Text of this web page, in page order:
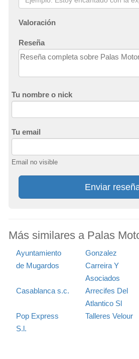
Valoración
Reseña
Tu nombre o nick
Tu email
Email no visible
Enviar
Más similares a Palas
Ayuntamiento
de Mugardos
Gonzalez
Carreira Y
Asociados
Casablanca s.c.
Arrecifes Del
Atlantico Sl
Pop Express
S.l.
Talleres Velour